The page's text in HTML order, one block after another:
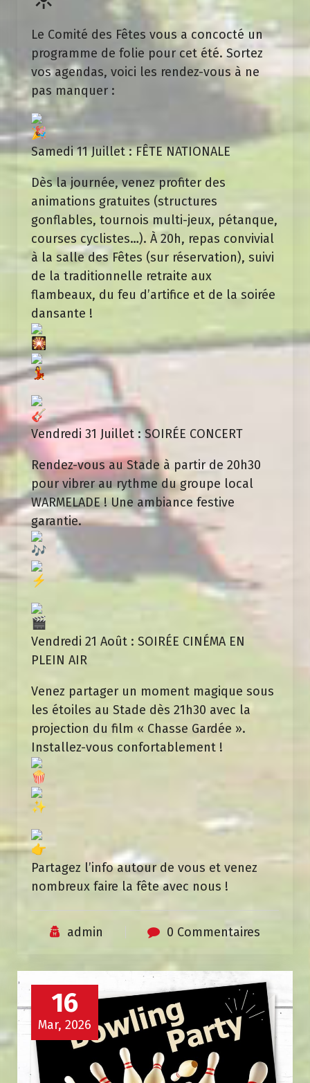
Le Comité des Fêtes vous a concocté un
programme de folie pour cet été. Sortez
vos agendas, voici les rendez-vous à ne
pas manquer :
Samedi 11 Juillet : FÊTE NATIONALE
Dès la journée, venez profiter des
animations gratuites (structures
gonflables, tournois multi-jeux, pétanque,
courses cyclistes…). À 20h, repas convivial
à la salle des Fêtes (sur réservation), suivi
de la traditionnelle retraite aux
flambeaux, du feu d’artifice et de la soirée
dansante !
Vendredi 31 Juillet : SOIRÉE CONCERT
Rendez-vous au Stade à partir de 20h30
pour vibrer au rythme du groupe local
WARMELADE ! Une ambiance festive
garantie.
Vendredi 21 Août : SOIRÉE CINÉMA EN
PLEIN AIR
Venez partager un moment magique sous
les étoiles au Stade dès 21h30 avec la
projection du film « Chasse Gardée ».
Installez-vous confortablement !
Partagez l’info autour de vous et venez
nombreux faire la fête avec nous !
admin 0 Commentaires
16
Mar, 2026